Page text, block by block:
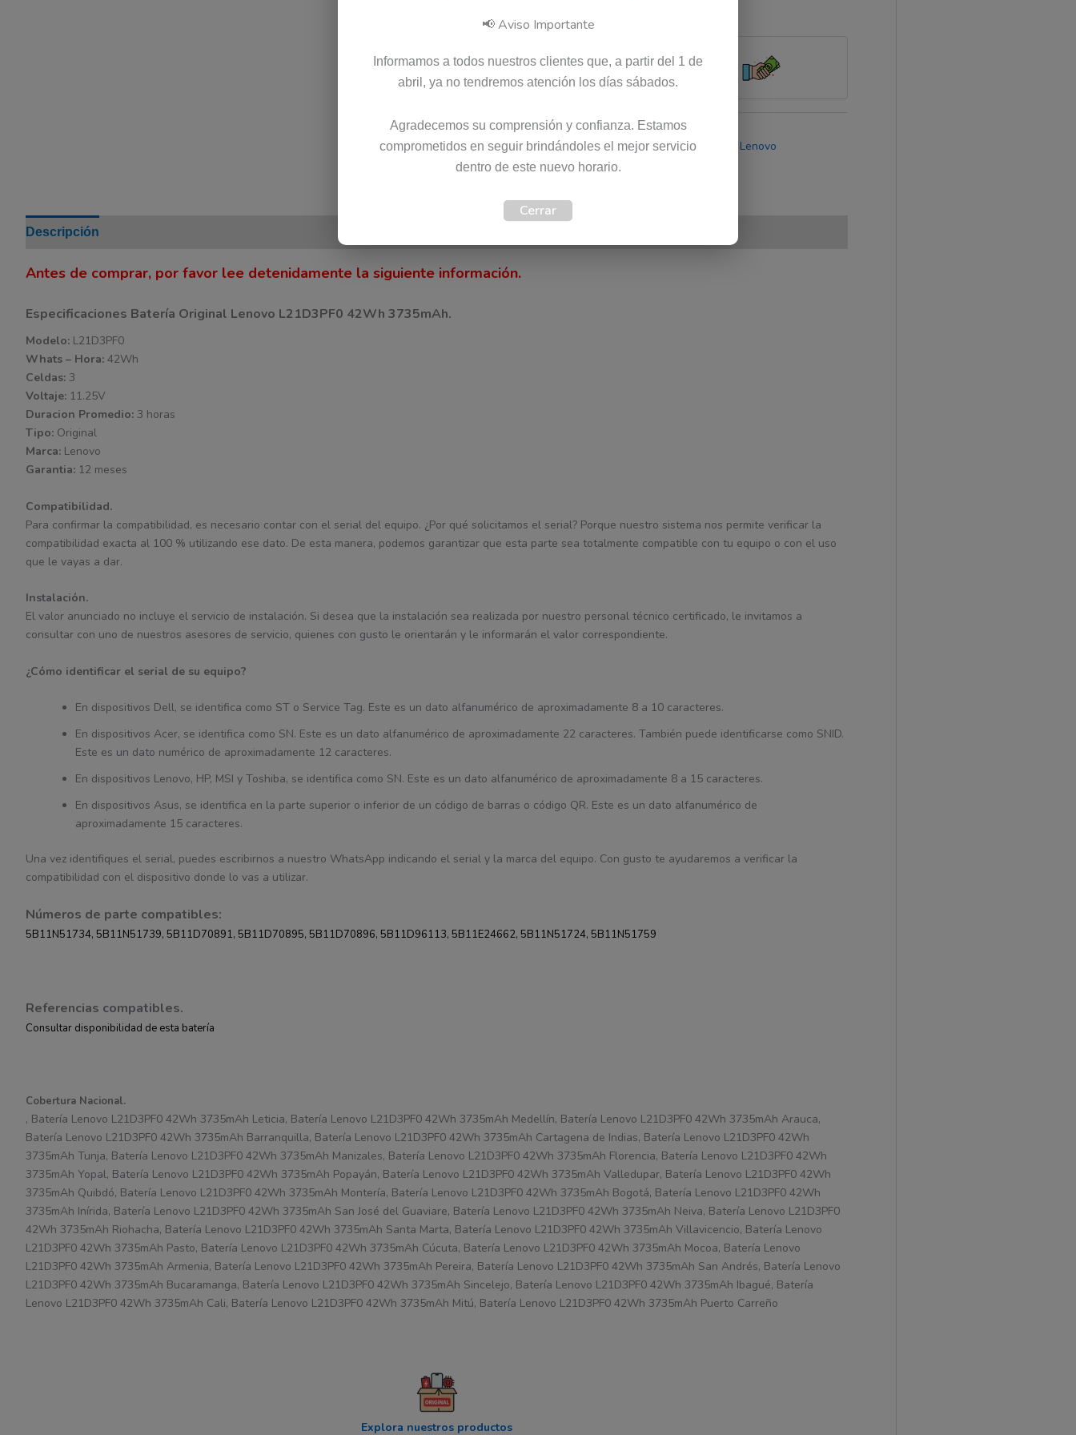
SKU:5B11N51728 Categoría:Baterias
Etiquetas:Envio Gratis,Garantia 12 meses, Original Lenovo
Descripción
Antes de comprar, por favor lee detenidamente la siguiente información.
Especificaciones Batería Original Lenovo L21D3PF0 42Wh 3735mAh.
Modelo: L21D3PF0
Whats – Hora: 42Wh
Celdas: 3
Voltaje: 11.25V
Duracion Promedio: 3 horas
Tipo: Original
Marca: Lenovo
Garantia: 12 meses
Compatibilidad.
Para confirmar la compatibilidad, es necesario contar con el serial del equipo. ¿Por qué solicitamos el serial? Porque nuestro sistema nos permite verificar la
compatibilidad exacta al 100 % utilizando ese dato. De esta manera, podemos garantizar que esta parte sea totalmente compatible con tu equipo o con el uso
que le vayas a dar.
Instalación.
El valor anunciado no incluye el servicio de instalación. Si desea que la instalación sea realizada por nuestro personal técnico certificado, le invitamos a
consultar con uno de nuestros asesores de servicio, quienes con gusto le orientarán y le informarán el valor correspondiente.
¿Cómo identificar el serial de su equipo?
En dispositivos Dell, se identifica como ST o Service Tag. Este es un dato alfanumérico de aproximadamente 8 a 10 caracteres.
En dispositivos Acer, se identifica como SN. Este es un dato alfanumérico de aproximadamente 22 caracteres. También puede identificarse como SNID.
Este es un dato numérico de aproximadamente 12 caracteres.
En dispositivos Lenovo, HP, MSI y Toshiba, se identifica como SN. Este es un dato alfanumérico de aproximadamente 8 a 15 caracteres.
En dispositivos Asus, se identifica en la parte superior o inferior de un código de barras o código QR. Este es un dato alfanumérico de
aproximadamente 15 caracteres.
Una vez identifiques el serial, puedes escribirnos a nuestro WhatsApp indicando el serial y la marca del equipo. Con gusto te ayudaremos a verificar la
compatibilidad con el dispositivo donde lo vas a utilizar.
Números de parte compatibles:
5B11N51734, 5B11N51739, 5B11D70891, 5B11D70895, 5B11D70896, 5B11D96113, 5B11E24662, 5B11N51724, 5B11N51759
Referencias compatibles.
Consultar disponibilidad de esta batería
Cobertura Nacional.
, Batería Lenovo L21D3PF0 42Wh 3735mAh Leticia, Batería Lenovo L21D3PF0 42Wh 3735mAh Medellín, Batería Lenovo L21D3PF0 42Wh 3735mAh Arauca,
Batería Lenovo L21D3PF0 42Wh 3735mAh Barranquilla, Batería Lenovo L21D3PF0 42Wh 3735mAh Cartagena de Indias, Batería Lenovo L21D3PF0 42Wh
3735mAh Tunja, Batería Lenovo L21D3PF0 42Wh 3735mAh Manizales, Batería Lenovo L21D3PF0 42Wh 3735mAh Florencia, Batería Lenovo L21D3PF0 42Wh
3735mAh Yopal, Batería Lenovo L21D3PF0 42Wh 3735mAh Popayán, Batería Lenovo L21D3PF0 42Wh 3735mAh Valledupar, Batería Lenovo L21D3PF0 42Wh
3735mAh Quibdó, Batería Lenovo L21D3PF0 42Wh 3735mAh Montería, Batería Lenovo L21D3PF0 42Wh 3735mAh Bogotá, Batería Lenovo L21D3PF0 42Wh
3735mAh Inírida, Batería Lenovo L21D3PF0 42Wh 3735mAh San José del Guaviare, Batería Lenovo L21D3PF0 42Wh 3735mAh Neiva, Batería Lenovo L21D3PF0
42Wh 3735mAh Riohacha, Batería Lenovo L21D3PF0 42Wh 3735mAh Santa Marta, Batería Lenovo L21D3PF0 42Wh 3735mAh Villavicencio, Batería Lenovo
L21D3PF0 42Wh 3735mAh Pasto, Batería Lenovo L21D3PF0 42Wh 3735mAh Cúcuta, Batería Lenovo L21D3PF0 42Wh 3735mAh Mocoa, Batería Lenovo
L21D3PF0 42Wh 3735mAh Armenia, Batería Lenovo L21D3PF0 42Wh 3735mAh Pereira, Batería Lenovo L21D3PF0 42Wh 3735mAh San Andrés, Batería Lenovo
L21D3PF0 42Wh 3735mAh Bucaramanga, Batería Lenovo L21D3PF0 42Wh 3735mAh Sincelejo, Batería Lenovo L21D3PF0 42Wh 3735mAh Ibagué, Batería
Lenovo L21D3PF0 42Wh 3735mAh Cali, Batería Lenovo L21D3PF0 42Wh 3735mAh Mitú, Batería Lenovo L21D3PF0 42Wh 3735mAh Puerto Carreño
Explora nuestros productos
📢 Aviso Importante
Informamos a todos nuestros clientes que, a partir del 1 de
abril, ya no tendremos atención los días sábados.
Agradecemos su comprensión y confianza. Estamos
comprometidos en seguir brindándoles el mejor servicio
dentro de este nuevo horario.
Cerrar